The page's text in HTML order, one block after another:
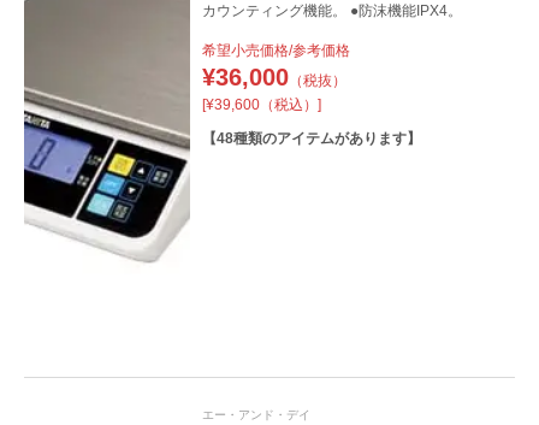
カウンティング機能。 ●防沫機能IPX4。
希望小売価格/参考価格
¥36,000（税抜）
[¥39,600（税込）]
【48種類のアイテムがあります】
エー・アンド・デイ